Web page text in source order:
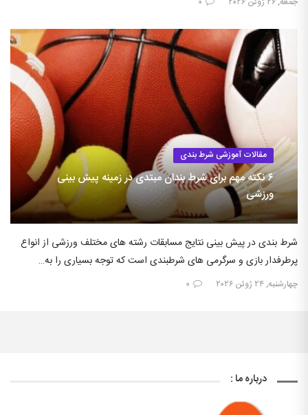
مقالات آموزشی شرط بندی
۶ نکته مهم برای شرط بندان مبتدی در زمینه پیش بینی
ورزشی
شرط بندی در پیش بینی نتایج مسابقات رشته های مختلف ورزشی از انواع
پرطرفدار بازی و سرگرمی های شرطبندی است که توجه بسیاری را به…
چهارشنبه, ۲۴ ژوئن ۲۰۲۶ ۰
درباره ما :